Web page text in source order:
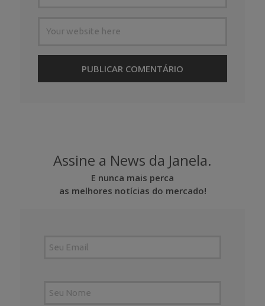
Assine a News da Janela.
E nunca mais perca
as melhores notícias do mercado!